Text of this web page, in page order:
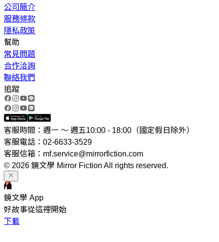
公司簡介
服務條款
隱私政策
幫助
常見問題
合作洽詢
聯絡我們
追蹤
客服時間：週一 ～ 週五10:00 - 18:00（國定假日除外）
客服電話：02-6633-3529
客服信箱：mf.service@mirrorfiction.com
© 2026 鏡文學 Mirror Fiction All rights reserved.
鏡文學 App
好故事從這裡開始
下載